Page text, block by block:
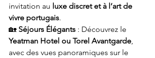
invitation au luxe discret et à l’art de
vivre portugais.
🏡 Séjours Élégants : Découvrez le
Yeatman Hotel ou Torel Avantgarde,
avec des vues panoramiques sur le